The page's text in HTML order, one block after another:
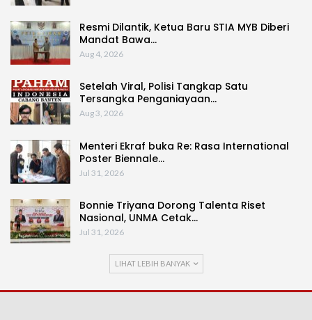
Resmi Dilantik, Ketua Baru STIA MYB Diberi
Mandat Bawa…
Aug 4, 2026
Setelah Viral, Polisi Tangkap Satu
Tersangka Penganiayaan…
Aug 3, 2026
Menteri Ekraf buka Re: Rasa International
Poster Biennale…
Jul 31, 2026
Bonnie Triyana Dorong Talenta Riset
Nasional, UNMA Cetak…
Jul 31, 2026
LIHAT LEBIH BANYAK